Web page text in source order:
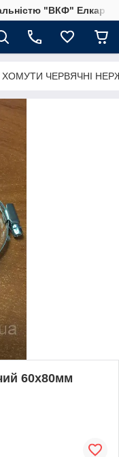
"ВКФ" Елкар"
ХОМУТИ ЧЕРВЯЧНІ
60х80мм